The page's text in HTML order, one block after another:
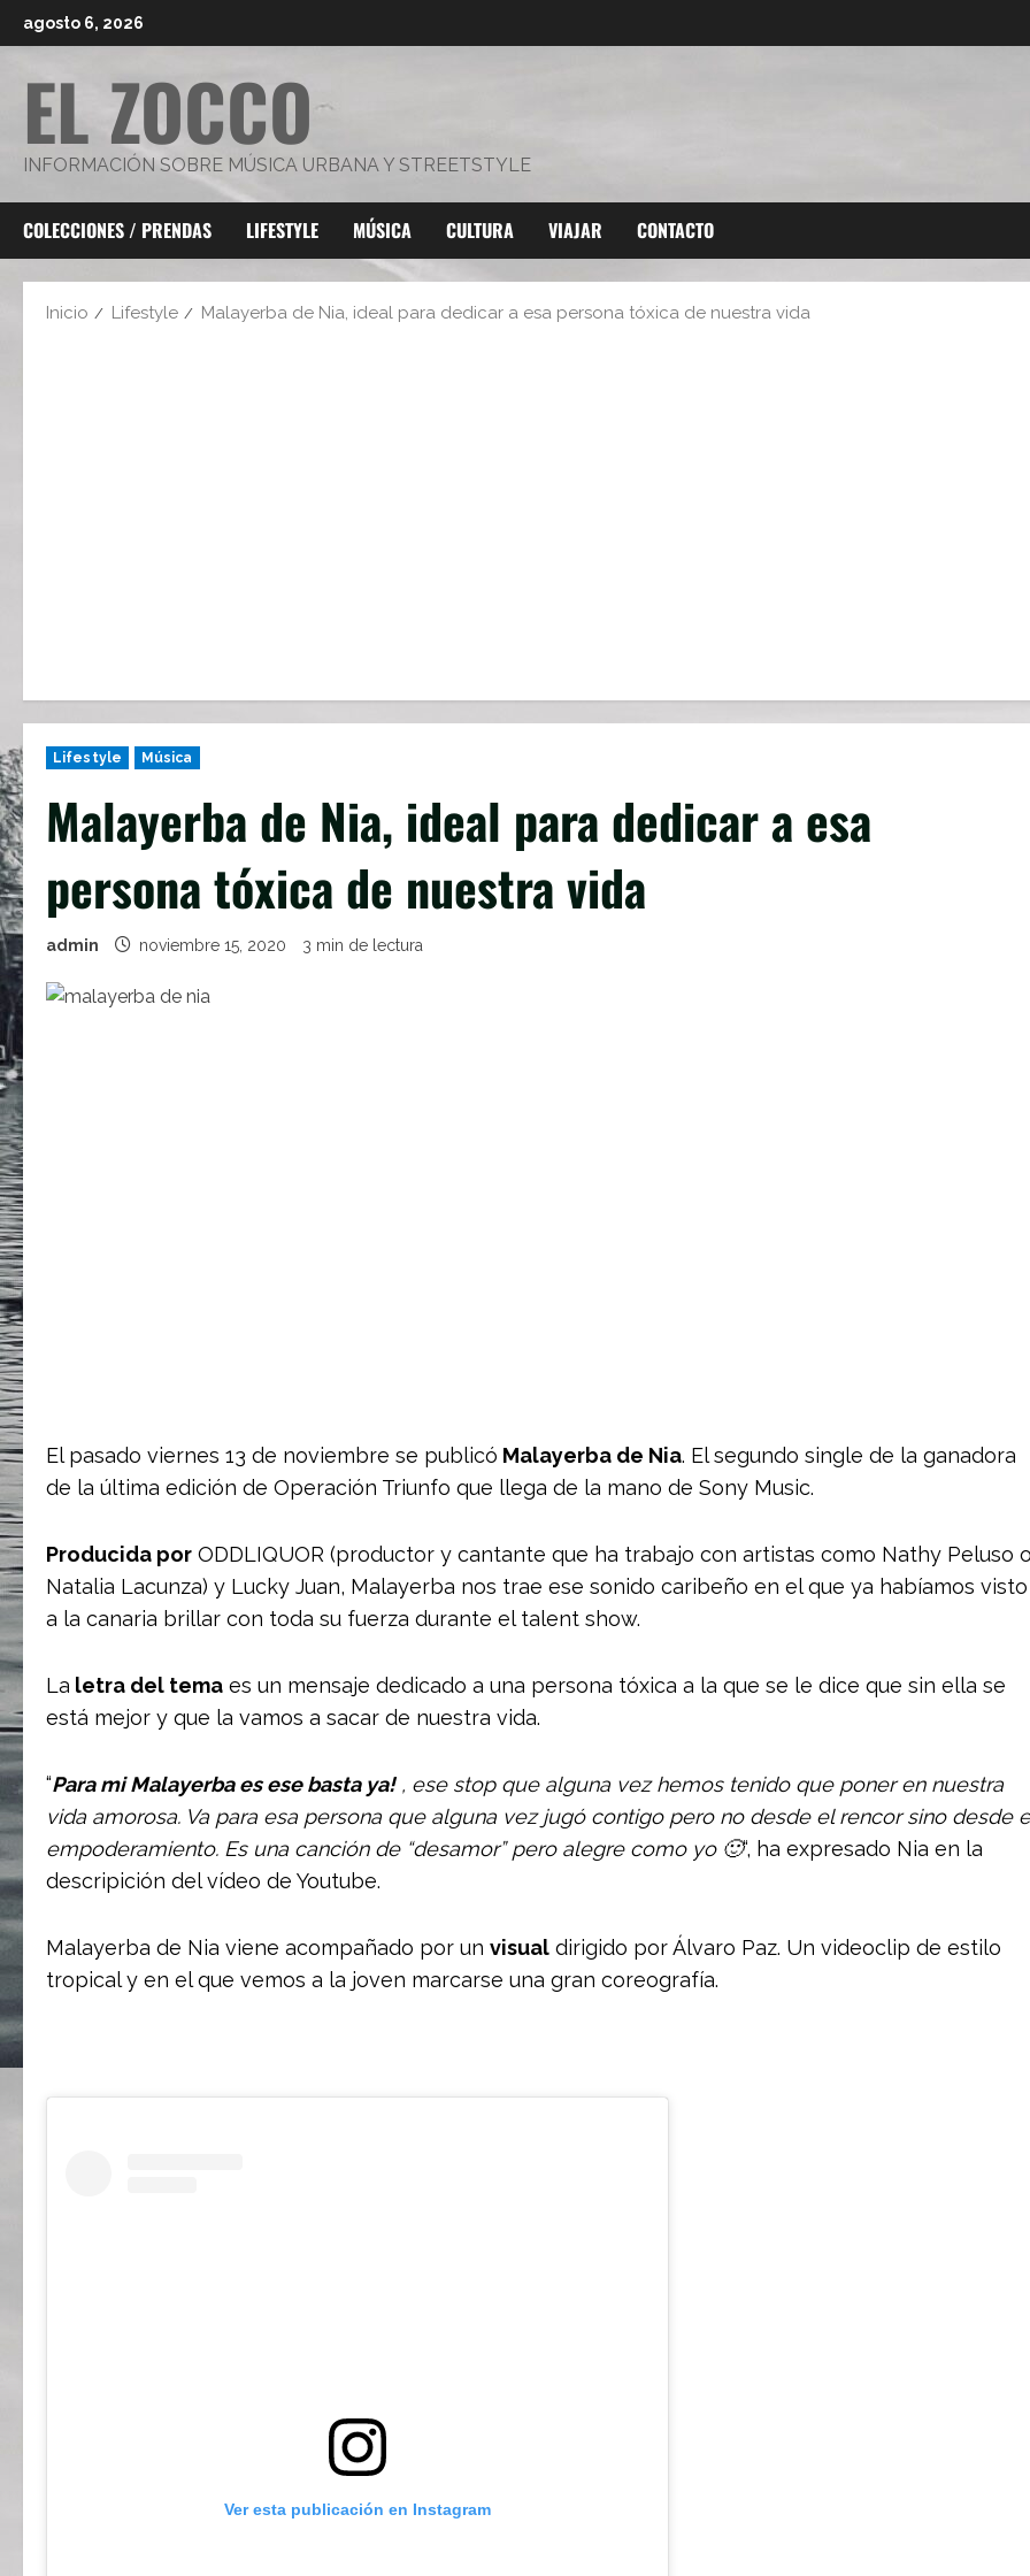
al
agosto 6, 2026
EL ZOCCO
INFORMACIÓN SOBRE MÚSICA URBANA Y STREETSTYLE
COLECCIONES / PRENDAS LIFESTYLE MÚSICA CULTURA VIAJAR CONTACTO
Inicio Lifestyle Malayerba de Nia, ideal para dedicar a esa persona tóxica de nuestra vida
Lifestyle Música
Malayerba de Nia, ideal para dedicar a esa
persona tóxica de nuestra vida
admin noviembre 15, 2020 3 min de lectura
El pasado viernes 13 de noviembre se publicó Malayerba de Nia. El segundo single de la ganadora
de la última edición de Operación Triunfo que llega de la mano de Sony Music.
Producida por ODDLIQUOR (productor y cantante que ha trabajo con artistas como Nathy Peluso
Natalia Lacunza) y Lucky Juan, Malayerba nos trae ese sonido caribeño en el que ya habíamos visto
a la canaria brillar con toda su fuerza durante el talent show.
La letra del tema es un mensaje dedicado a una persona tóxica a la que se le dice que sin ella se
está mejor y que la vamos a sacar de nuestra vida.
“Para mi Malayerba es ese basta ya!, ese stop que alguna vez hemos tenido que poner en nuestra
vida amorosa. Va para esa persona que alguna vez jugó contigo pero no desde el rencor sino desde
empoderamiento. Es una canción de “desamor” pero alegre como yo 🙂“, ha expresado Nia en la
descripición del vídeo de Youtube.
Malayerba de Nia viene acompañado por un visual dirigido por Álvaro Paz. Un videoclip de estilo
tropical y en el que vemos a la joven marcarse una gran coreografía.
Ver esta publicación en Instagram